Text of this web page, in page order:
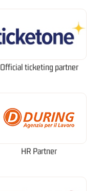
Official ticketing partner
HR Partner